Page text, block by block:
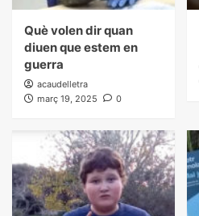
Què volen dir quan
diuen que estem en
guerra
acaudelletra
març 19, 2025
0